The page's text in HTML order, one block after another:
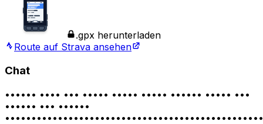
.gpx herunterladen
Route auf Strava ansehen
Chat
•••••• •••• ••• ••••• ••••• ••••• •••••• ••••• •••
•••••• ••• ••••••